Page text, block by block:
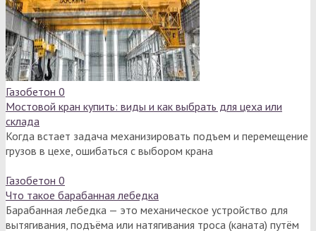
Газобетон 0
Мостовой кран купить: виды и как выбрать для цеха или
склада
Когда встает задача механизировать подъем и перемещение
грузов в цехе, ошибаться с выбором крана
Газобетон 0
Что такое барабанная лебедка
Барабанная лебедка — это механическое устройство для
вытягивания, подъёма или натягивания троса (каната) путём